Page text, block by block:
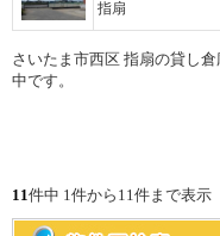
指扇
さいたま市西区 指扇の貸し
中です。
11件中 1件から11件まで表示